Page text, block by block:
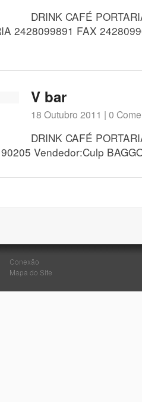
DRINK CAFÉ
2428099891 FAX
V bar
18 Outubro 2011 | 0
DRINK CAFÉ
Vendedor:Culp
Conexão
Mapa do Site